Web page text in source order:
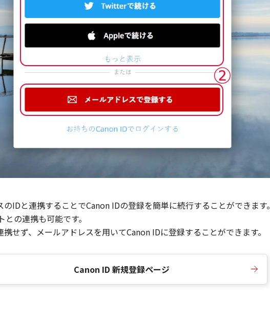
IDと連携することでCanon IDの登録を簡単に続行することができます。
の連携も可能です。
せず、メールアドレスを用いてCanon IDに登録することができます。
Canon ID 新規登録ページ